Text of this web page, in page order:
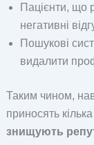
Пацієнти, що
негативні
Пошукові
видалити
Таким чином,
приносять
знищують